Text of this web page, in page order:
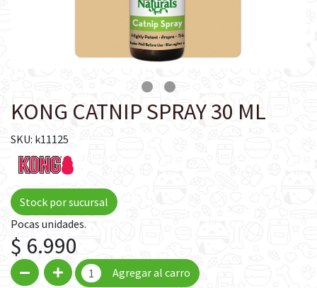
KONG CATNIP SPRAY 30 ML
SKU: k11125
Stock por sucursal
Pocas unidades.
$ 6.990
Agregar al carro